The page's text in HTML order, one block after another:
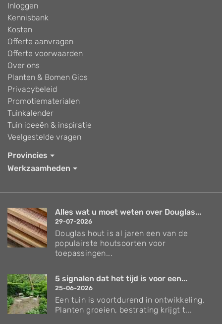
Inloggen
Kennisbank
Kosten
Offerte aanvragen
Offerte voorwaarden
Over ons
Planten & Bomen Gids
Privacybeleid
Promotiematerialen
Tuinkalender
Tuin ideeën & inspiratie
Veelgestelde vragen
Provincies
Werkzaamheden
Alles wat u moet weten over Douglas...
29-07-2026
Douglas hout is al jaren een van de
populairste houtsoorten voor
toepassingen...
5 signalen dat het tijd is voor een...
25-06-2026
Een tuin is voortdurend in ontwikkeling.
Planten groeien, bestrating krijgt t...